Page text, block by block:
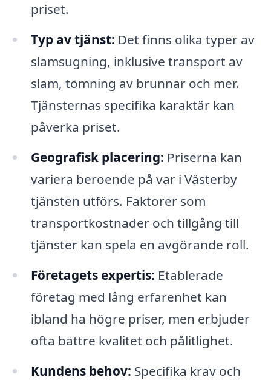
priset.
Typ av tjänst: Det finns olika typer av
slamsugning, inklusive transport av
slam, tömning av brunnar och mer.
Tjänsternas specifika karaktär kan
påverka priset.
Geografisk placering: Priserna kan
variera beroende på var i Västerby
tjänsten utförs. Faktorer som
transportkostnader och tillgång till
tjänster kan spela en avgörande roll.
Företagets expertis: Etablerade
företag med lång erfarenhet kan
ibland ha högre priser, men erbjuder
ofta bättre kvalitet och pålitlighet.
Kundens behov: Specifika krav och